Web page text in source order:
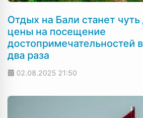
Отдых на Бали станет
цены на посещение
достопримечательностей
два раза
02.08.2025 21:50